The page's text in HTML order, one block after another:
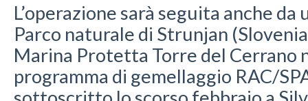
L’operazione sarà seguita anche
Parco naturale di Strunjan
Marina Protetta Torre del Cerrano
programma di gemellaggio RAC/